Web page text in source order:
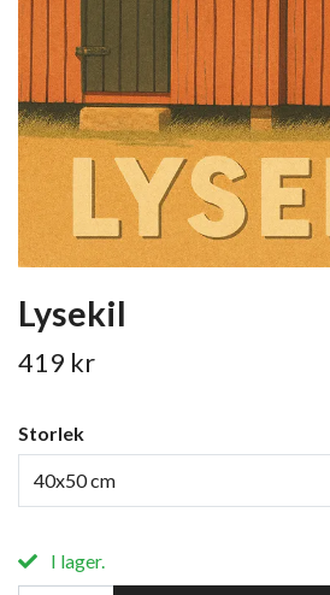
Lysekil
419 kr
Storlek
40x50 cm
I lager.